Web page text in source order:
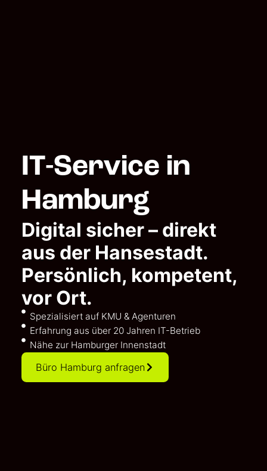
IT-Service in
Hamburg
Digital sicher – direkt
aus der Hansestadt.
Persönlich, kompetent,
vor Ort.
Spezialisiert auf KMU & Agenturen
Erfahrung aus über 20 Jahren IT-Betrieb
Nähe zur Hamburger Innenstadt
Büro Hamburg anfragen